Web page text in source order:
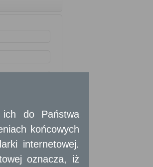
do Państwa
końcowych
internetowej.
oznacza, iż